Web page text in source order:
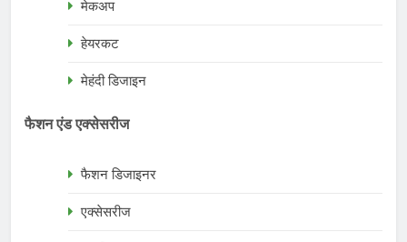
मेकअप
हेयरकट
मेहंदी डिजाइन
फैशन एंड एक्सेसरीज
फैशन डिजाइनर
एक्सेसरीज